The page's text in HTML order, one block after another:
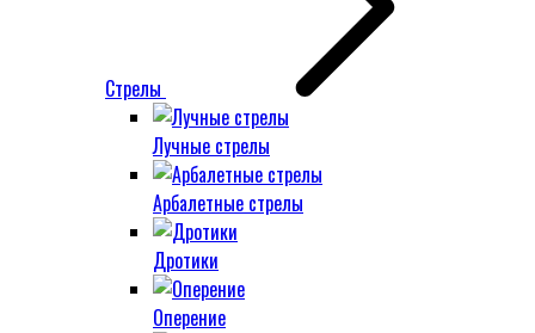
Стрелы
Лучные стрелы
Арбалетные стрелы
Дротики
Оперение